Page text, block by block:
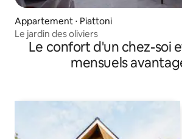
Appartement ⋅ Piattoni
Le jardin des oliviers
Le confort d'un chez-soi
mensuels